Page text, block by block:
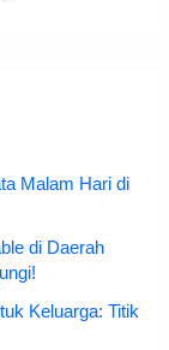
Malam Hari di
di Daerah
Keluarga: Titik